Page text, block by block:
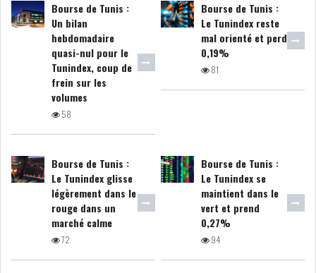
ARCHIVES DES COURS
HISTORIQUE ANALYSES HEBDOMADAIRES
SICAV
GRAPHIQUE TUNINDEX
GRAPHIQUE DU TUNINDEX
Bourse de Tunis :
Un bilan
hebdomadaire
quasi-nul pour le
Tunindex, coup de
frein sur les
volumes
58
Bourse de Tunis :
Le Tunindex reste
mal orienté et perd
0,19%
81
Bourse de Tunis :
Le Tunindex glisse
légèrement dans le
rouge dans un
marché calme
72
Bourse de Tunis :
Le Tunindex se
maintient dans le
vert et prend
0,27%
94